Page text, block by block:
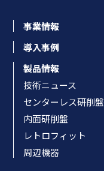
事業情報
導入事例
製品情報
技術ニュース
センターレス研削盤
内面研削盤
レトロフィット
周辺機器